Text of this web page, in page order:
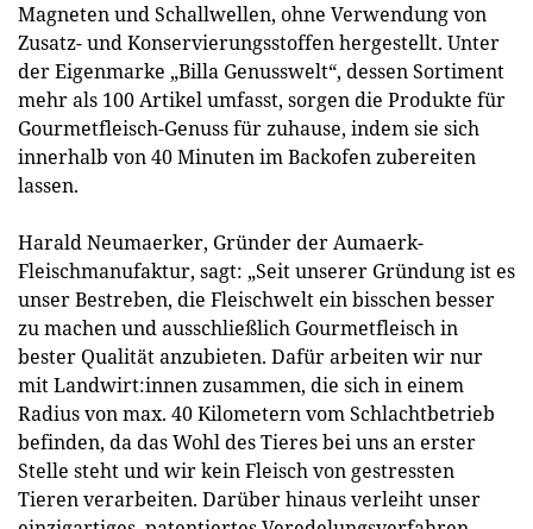
Magneten und Schallwellen, ohne Verwendung von
Zusatz- und Konservierungsstoffen hergestellt. Unter
der Eigenmarke „Billa Genusswelt“, dessen Sortiment
mehr als 100 Artikel umfasst, sorgen die Produkte für
Gourmetfleisch-Genuss für zuhause, indem sie sich
innerhalb von 40 Minuten im Backofen zubereiten
lassen.
Harald Neumaerker, Gründer der Aumaerk-
Fleischmanufaktur, sagt: „Seit unserer Gründung ist es
unser Bestreben, die Fleischwelt ein bisschen besser
zu machen und ausschließlich Gourmetfleisch in
bester Qualität anzubieten. Dafür arbeiten wir nur
mit Landwirt:innen zusammen, die sich in einem
Radius von max. 40 Kilometern vom Schlachtbetrieb
befinden, da das Wohl des Tieres bei uns an erster
Stelle steht und wir kein Fleisch von gestressten
Tieren verarbeiten. Darüber hinaus verleiht unser